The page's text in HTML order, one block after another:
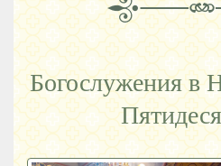
Богослужения в